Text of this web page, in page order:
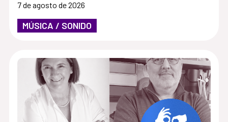
7 de agosto de 2026
MÚSICA / SONIDO